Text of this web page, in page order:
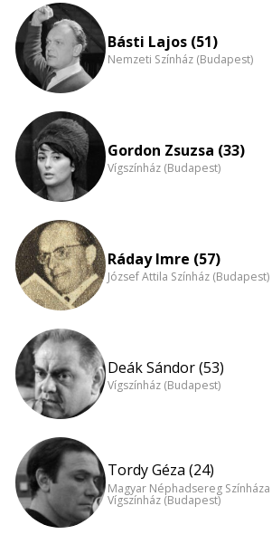
Básti Lajos (51)
Nemzeti Színház (Budapest)
Gordon Zsuzsa (33)
Vígszínház (Budapest)
Ráday Imre (57)
József Attila Színház (Budapest)
Deák Sándor (53)
Vígszínház (Budapest)
Tordy Géza (24)
Magyar Néphadsereg
Vígszínház (Budapest)